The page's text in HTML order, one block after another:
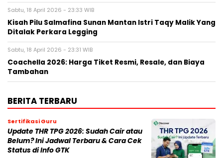
Sabtu, 18 April 2026 - 23:33 WIB
Kisah Pilu Salmafina Sunan Mantan Istri Taqy Malik Yang
Ditalak Perkara Legging
Sabtu, 18 April 2026 - 23:31 WIB
Coachella 2026: Harga Tiket Resmi, Resale, dan Biaya
Tambahan
BERITA TERBARU
Sertifikasi Guru
Update THR TPG 2026: Sudah Cair atau
Belum? Ini Jadwal Terbaru & Cara Cek
Status di Info GTK